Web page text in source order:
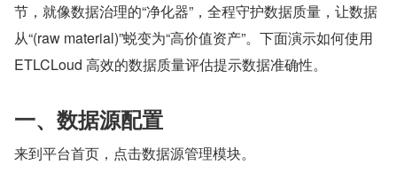
节，就像数据治理的“净化器”，全程守护数据质量，让数据
从“(raw material)”蜕变为“高价值资产”。下面演示如何使用
ETLCLoud 高效的数据质量评估提示数据准确性。
一、数据源配置
来到平台首页，点击数据源管理模块。